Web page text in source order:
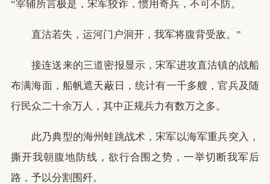
“宰辅所言极是，宋军狡诈，惯用奇兵，不可不防。
直沽若失，运河门户洞开，我军将腹背受敌。”
接连送来的三道密报显示，宋军进攻直沽镇的战船
布满海面，船帆遮天蔽日，统计有一千多艘，官兵及随
行民众二十余万人，其中正规兵力有数万之多。
此乃典型的海州蛙跳战术，宋军以海军重兵突入，
撕开我朝腹地防线，欲行合围之势，一举切断我军后
路，予以分割围歼。